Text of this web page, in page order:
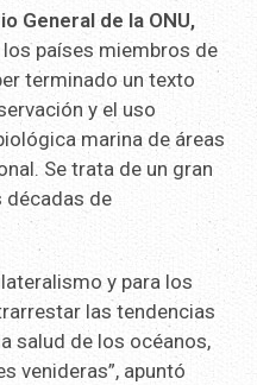
General de la ONU,
países miembros de
terminado un texto
y el uso
marina de áreas
Se trata de un gran
décadas de
y para los
las tendencias
salud de los océanos,
venideras”, apuntó